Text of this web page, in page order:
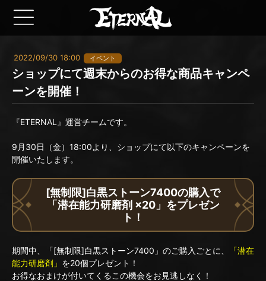
2022/09/30 18:00 イベント
ショップにて週末からのお得な商品キャンペ
ーンを開催！
『ETERNAL』運営チームです。
9月30日（金）18:00より、ショップにて以下のキャンペーンを
開催いたします。
[無制限]白黒ストーン7400の購入で
「潜在能力研磨剤 ×20」をプレゼン
ト！
期間中、「[無制限]白黒ストーン7400」のご購入ごとに、
「潜在
能力研磨剤」 を20個プレゼント！
お得なおまけが付いてくるこの機会をお見逃しなく！